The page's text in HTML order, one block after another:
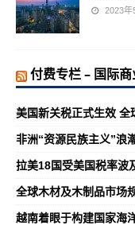
2023年
付费专栏 – 国际
美国新关税正式生效 全
非洲“资源民族主义”浪
拉美18国受美国税率波
全球木材及木制品市场
越南着眼于构建国家海